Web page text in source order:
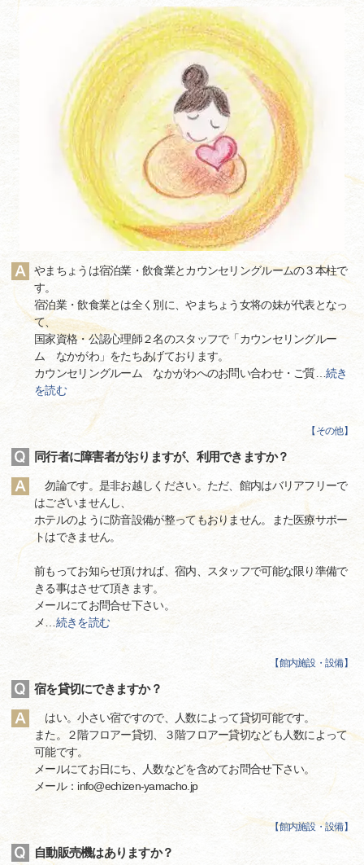
やまちょうは宿泊業・飲食業とカウンセリングルームの３本柱で
す。
宿泊業・飲食業とは全く別に、やまちょう女将の妹が代表となっ
て、
国家資格・公認心理師２名のスタッフで「カウンセリングルー
ム なかがわ」をたちあげております。
カウンセリングルーム なかがわへのお問い合わせ・ご質…続き
を読む
【その他】
同行者に障害者がおりますが、利用できますか？
勿論です。是非お越しください。ただ、館内はバリアフリーで
はございませんし、
ホテルのように防音設備が整ってもおりません。また医療サポー
トはできません。
前もってお知らせ頂ければ、宿内、スタッフで可能な限り準備で
きる事はさせて頂きます。
メールにてお問合せ下さい。
メ
続きを読む
【館内施設・設備】
宿を貸切にできますか？
はい。小さい宿ですので、人数によって貸切可能です。
また。２階フロアー貸切、３階フロアー貸切なども人数によって
可能です。
メールにてお日にち、人数などを含めてお問合せ下さい。
メール：info@echizen-yamacho.jp
【館内施設・設備】
自動販売機はありますか？